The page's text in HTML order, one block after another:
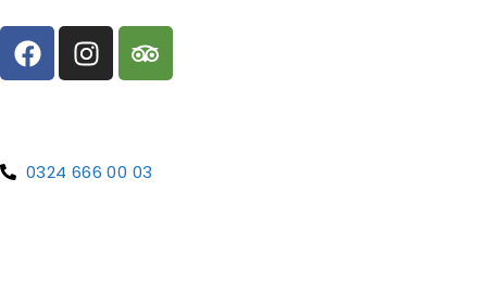
0324 666 00 03